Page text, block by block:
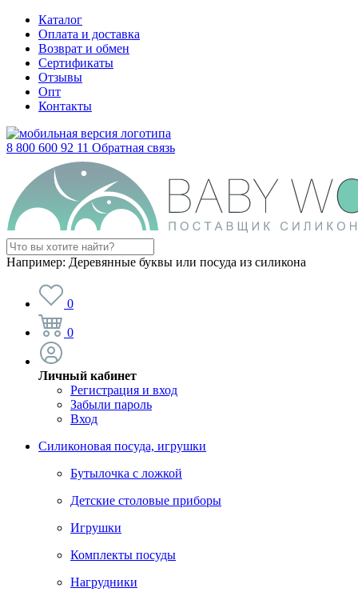
Каталог
Оплата и доставка
Возврат и обмен
Сертификаты
Отзывы
Опт
Контакты
8 800 600 92 11 Обратная связь
Например: Деревянные буквы или посуда из силикона
0
0
Личный кабинет
Регистрация и вход
Забыли пароль
Вход
Силиконовая посуда, игрушки
Бутылочка с ложкой
Детские столовые приборы
Игрушки
Комплекты посуды
Нагрудники